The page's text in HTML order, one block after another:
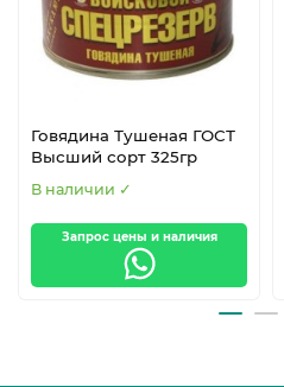
Говядина Тушеная ГОСТ
Высший сорт 325гр
В наличии ✓
Запрос цены и наличия